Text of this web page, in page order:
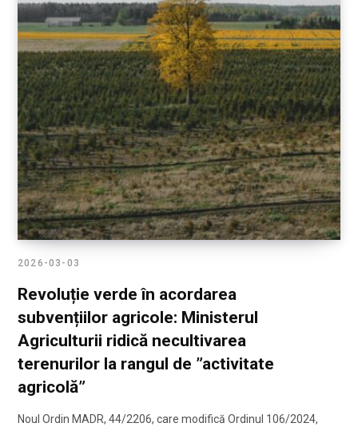
2026-03-03
Revoluție verde în acordarea
subvențiilor agricole: Ministerul
Agriculturii ridică necultivarea
terenurilor la rangul de ”activitate
agricolă”
Noul Ordin MADR, 44/2206, care modifică Ordinul 106/2024,